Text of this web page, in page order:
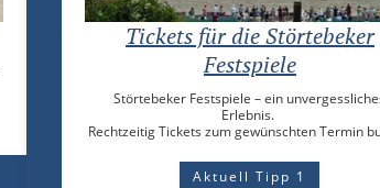
Wandern auf Rügen – 8 Tourenvorschläge
Aktuell Tipp 2